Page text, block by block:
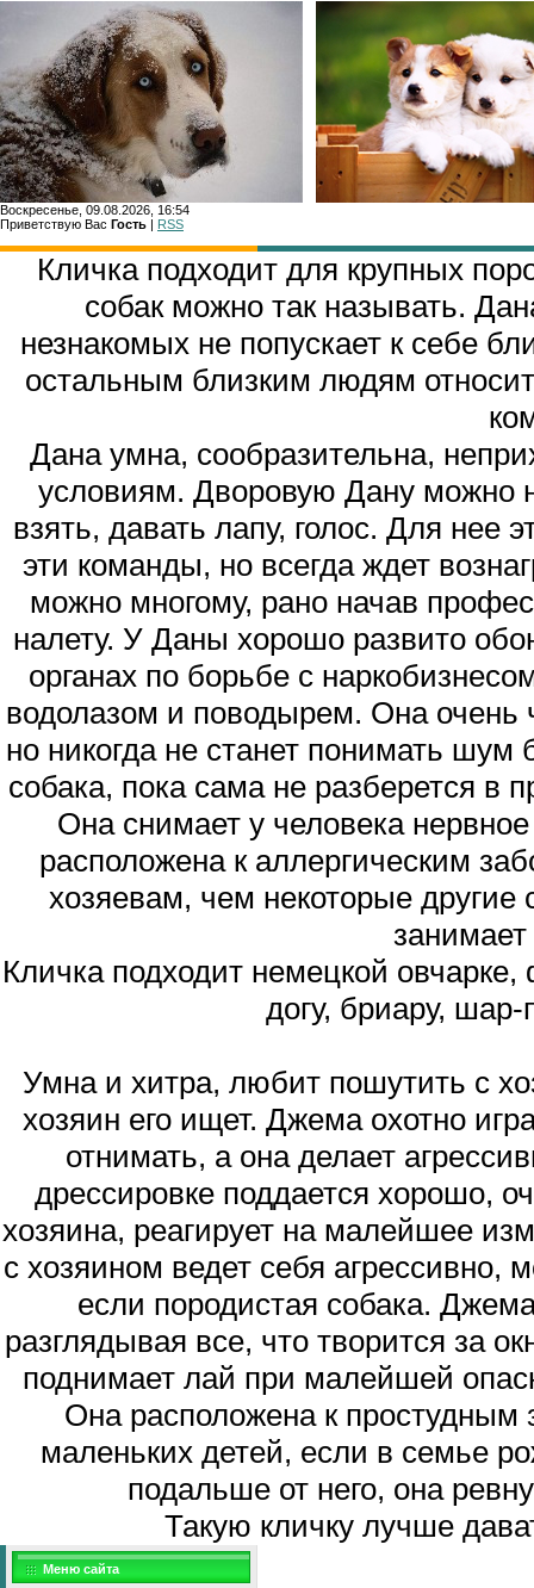
Воскресенье, 09.08.2026, 16:54
Приветствую Вас Гость | RSS
Кличка подходит для крупных
собак можно так называть.
незнакомых не попускает к себе
остальным близким людям
Дана умна, сообразительна,
условиям. Дворовую Дану можно
взять, давать лапу, голос. Для нее
эти команды, но всегда ждет
можно многому, рано начав
налету. У Даны хорошо развито
органах по борьбе с
водолазом и поводырем. Она очень
но никогда не станет понимать шум
собака, пока сама не разберется в
Она снимает у человека
расположена к аллергическим
хозяевам, чем некоторые
Кличка подходит немецкой овчарке,
догу, бриару,
Умна и хитра, любит пошутить с
хозяин его ищет. Джема охотно
отнимать, а она делает
дрессировке поддается хорошо,
хозяина, реагирует на малейшее
с хозяином ведет себя агрессивно,
если породистая собака.
разглядывая все, что творится за
поднимает лай при малейшей
Она расположена к
маленьких детей, если в семье
подальше от него, она
Такую кличку лучше
Меню сайта